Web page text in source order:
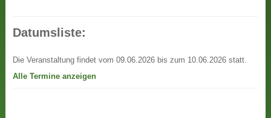
Datumsliste:
Die Veranstaltung findet vom 09.06.2026 bis zum 10.06.2026 statt.
Alle Termine anzeigen